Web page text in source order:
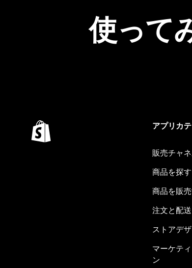
使って
アプリカ
販売チャ
商品を探す
商品を販
注文と配送
ストアデ
マーケテ
ン